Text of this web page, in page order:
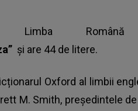
Română
și are 44 de litere.
Oxford al limbii
M. Smith, președintele de